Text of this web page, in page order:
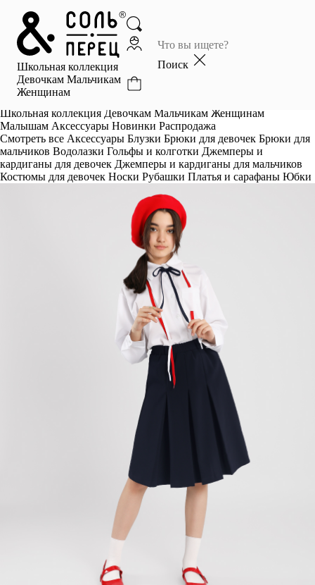
Школьная коллекция
Девочкам Мальчикам
Женщинам
Поиск
Главная
Каталог
Избранное
Школьная коллекция Девочкам Мальчикам Женщинам
Малышам Аксессуары Новинки Распродажа
Смотреть все Аксессуары Блузки Брюки для девочек Брюки для
мальчиков Водолазки Гольфы и колготки Джемперы и
кардиганы для девочек Джемперы и кардиганы для мальчиков
Костюмы для девочек Носки Рубашки Платья и сарафаны Юбки